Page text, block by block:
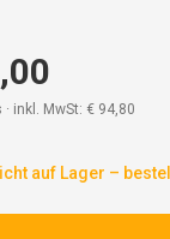
inkl. MwSt: € 94,80
auf Lager –